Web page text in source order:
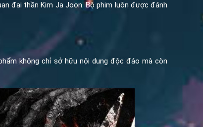
đại thần Kim Ja Joon. Bộ phim luôn được đánh
không chỉ sở hữu nội dung độc đáo mà còn